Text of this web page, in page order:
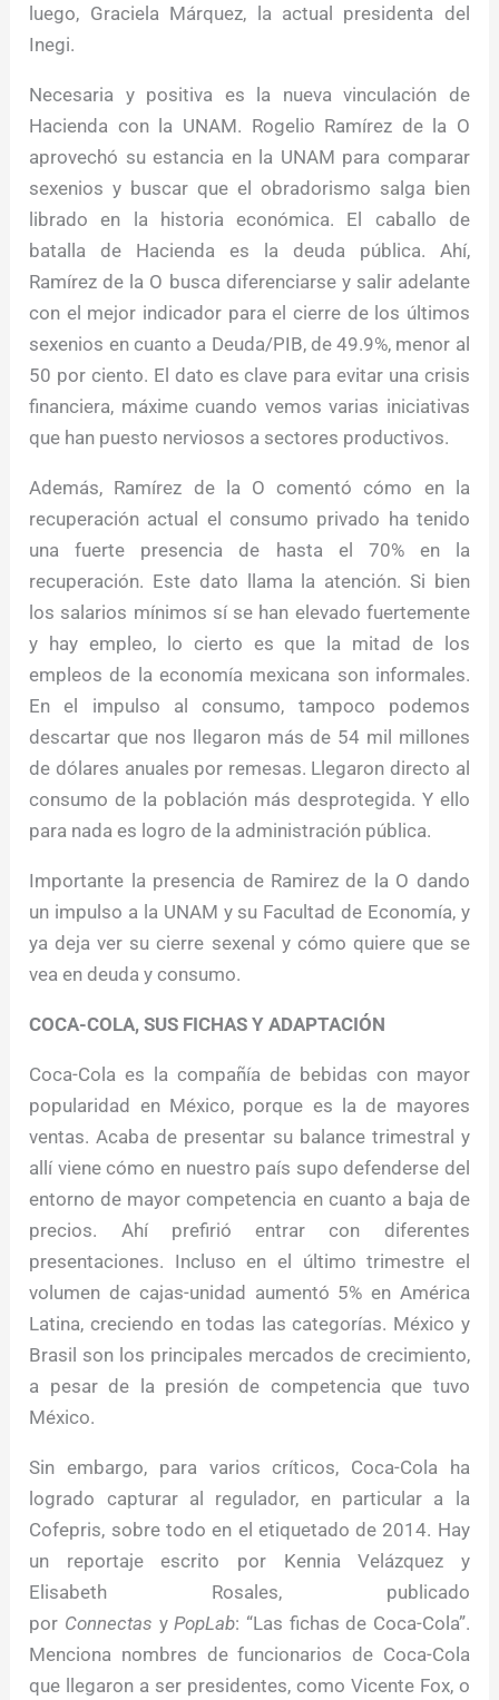
luego, Graciela Márquez, la actual presidenta del
Inegi.
Necesaria y positiva es la nueva vinculación de
Hacienda con la UNAM. Rogelio Ramírez de la O
aprovechó su estancia en la UNAM para comparar
sexenios y buscar que el obradorismo salga bien
librado en la historia económica. El caballo de
batalla de Hacienda es la deuda pública. Ahí,
Ramírez de la O busca diferenciarse y salir adelante
con el mejor indicador para el cierre de los últimos
sexenios en cuanto a Deuda/PIB, de 49.9%, menor al
50 por ciento. El dato es clave para evitar una crisis
financiera, máxime cuando vemos varias iniciativas
que han puesto nerviosos a sectores productivos.
Además, Ramírez de la O comentó cómo en la
recuperación actual el consumo privado ha tenido
una fuerte presencia de hasta el 70% en la
recuperación. Este dato llama la atención. Si bien
los salarios mínimos sí se han elevado fuertemente
y hay empleo, lo cierto es que la mitad de los
empleos de la economía mexicana son informales.
En el impulso al consumo, tampoco podemos
descartar que nos llegaron más de 54 mil millones
de dólares anuales por remesas. Llegaron directo al
consumo de la población más desprotegida. Y ello
para nada es logro de la administración pública.
Importante la presencia de Ramirez de la O dando
un impulso a la UNAM y su Facultad de Economía, y
ya deja ver su cierre sexenal y cómo quiere que se
vea en deuda y consumo.
COCA-COLA, SUS FICHAS Y ADAPTACIÓN
Coca-Cola es la compañía de bebidas con mayor
popularidad en México, porque es la de mayores
ventas. Acaba de presentar su balance trimestral y
allí viene cómo en nuestro país supo defenderse del
entorno de mayor competencia en cuanto a baja de
precios. Ahí prefirió entrar con diferentes
presentaciones. Incluso en el último trimestre el
volumen de cajas-unidad aumentó 5% en América
Latina, creciendo en todas las categorías. México y
Brasil son los principales mercados de crecimiento,
a pesar de la presión de competencia que tuvo
México.
Sin embargo, para varios críticos, Coca-Cola ha
logrado capturar al regulador, en particular a la
Cofepris, sobre todo en el etiquetado de 2014. Hay
un reportaje escrito por Kennia Velázquez y
Elisabeth Rosales, publicado
por Connectas yPopLab: “Las fichas de Coca-Cola”.
Menciona nombres de funcionarios de Coca-Cola
que llegaron a ser presidentes, como Vicente Fox, o